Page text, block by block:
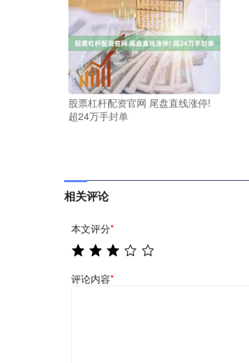
股票杠杆配资官网 尾盘直线涨停!
超24万手封单
相关评论
本文评分*
评论内容*